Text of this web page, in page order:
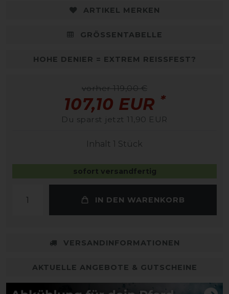
ARTIKEL MERKEN
GRÖSSENTABELLE
HOHE DENIER = EXTREM REISSFEST?
vorher 119,00 €
107,10 EUR *
Du sparst jetzt 11,90 EUR
Inhalt 1 Stück
sofort versandfertig
IN DEN WARENKORB
VERSANDINFORMATIONEN
AKTUELLE ANGEBOTE & GUTSCHEINE